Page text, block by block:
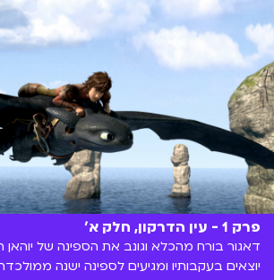
פרק 1 - עין הדרקון, חלק א'
דאגור בורח מהכלא וגונב את הספינה של יוהאן
יוצאים בעקבותיו ומגיעים לספינה ישנה